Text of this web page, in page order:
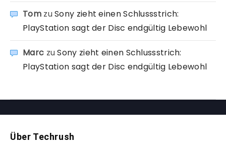
TomzuSony zieht einen Schlussstrich:
PlayStation sagt der Disc endgültig Lebewohl
Marc zuSony zieht einen Schlussstrich:
PlayStation sagt der Disc endgültig Lebewohl
Über Techrush